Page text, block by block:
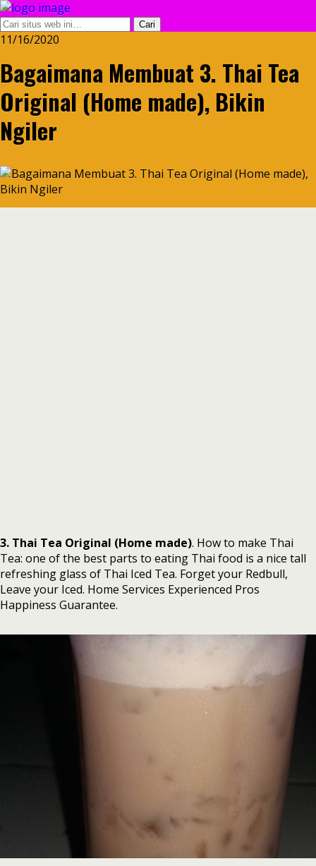
11/16/2020
Bagaimana Membuat 3. Thai Tea
Original (Home made), Bikin
Ngiler
3. Thai Tea Original (Home made). How to make Thai
Tea: one of the best parts to eating Thai food is a nice tall
refreshing glass of Thai Iced Tea. Forget your Redbull,
Leave your Iced. Home Services Experienced Pros
Happiness Guarantee.